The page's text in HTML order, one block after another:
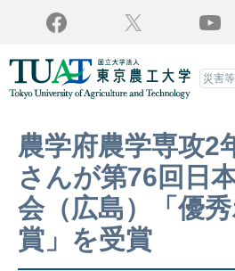
Facebook
災害
農学府農学専攻2
さんが第76回日
会（広島）「優
賞」を受賞